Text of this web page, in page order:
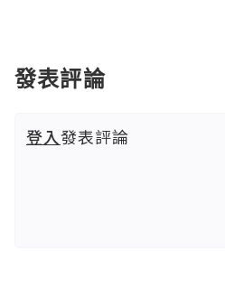
發表評論
登入發表評論